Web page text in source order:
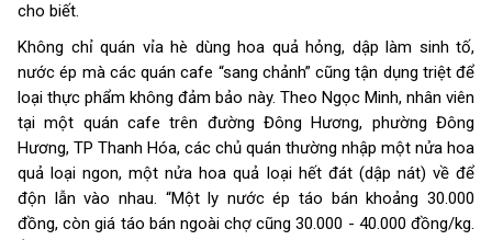
cho biết.
Không chỉ quán vỉa hè dùng hoa quả hỏng, dập làm sinh tố,
nước ép mà các quán cafe “sang chảnh” cũng tận dụng triệt để
loại thực phẩm không đảm bảo này. Theo Ngọc Minh, nhân viên
tại một quán cafe trên đường Đông Hương, phường Đông
Hương, TP Thanh Hóa, các chủ quán thường nhập một nửa hoa
quả loại ngon, một nửa hoa quả loại hết đát (dập nát) về để
độn lẫn vào nhau. “Một ly nước ép táo bán khoảng 30.000
đồng, còn giá táo bán ngoài chợ cũng 30.000 - 40.000 đồng/kg.